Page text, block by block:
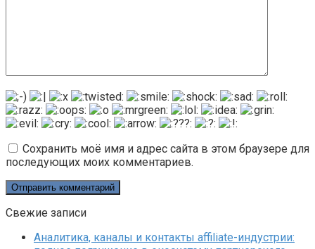
Сохранить моё имя и адрес сайта в этом браузере для
последующих моих комментариев.
Свежие записи
Аналитика, каналы и контакты affiliate-индустрии: